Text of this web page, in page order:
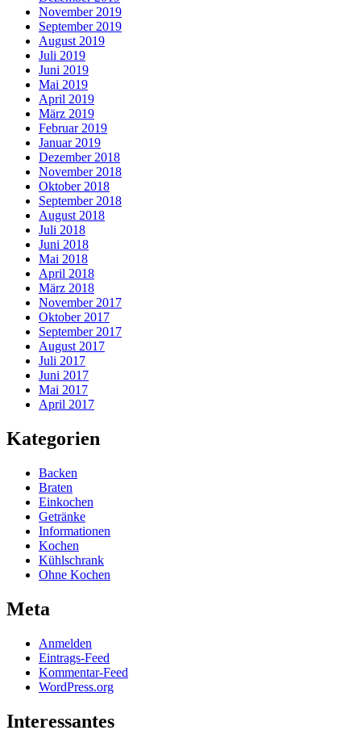
November 2019
September 2019
August 2019
Juli 2019
Juni 2019
Mai 2019
April 2019
März 2019
Februar 2019
Januar 2019
Dezember 2018
November 2018
Oktober 2018
September 2018
August 2018
Juli 2018
Juni 2018
Mai 2018
April 2018
März 2018
November 2017
Oktober 2017
September 2017
August 2017
Juli 2017
Juni 2017
Mai 2017
April 2017
Kategorien
Backen
Braten
Einkochen
Getränke
Informationen
Kochen
Kühlschrank
Ohne Kochen
Meta
Anmelden
Eintrags-Feed
Kommentar-Feed
WordPress.org
Interessantes